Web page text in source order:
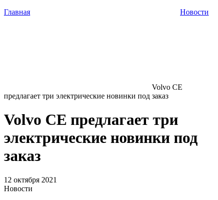
Главная Новости
Volvo CE
предлагает три электрические новинки под заказ
Volvo CE предлагает три
электрические новинки под
заказ
12 октября 2021
Новости